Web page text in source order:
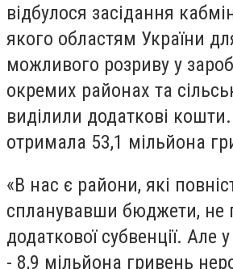
відбулося засідання
якого областям України
можливого розриву у
окремих районах та
виділили додаткові
отримала 53,1 мільйона
«В нас є райони, які
спланувавши бюджети, не
додаткової субвенції. Але
- 8,9 мільйона гривень